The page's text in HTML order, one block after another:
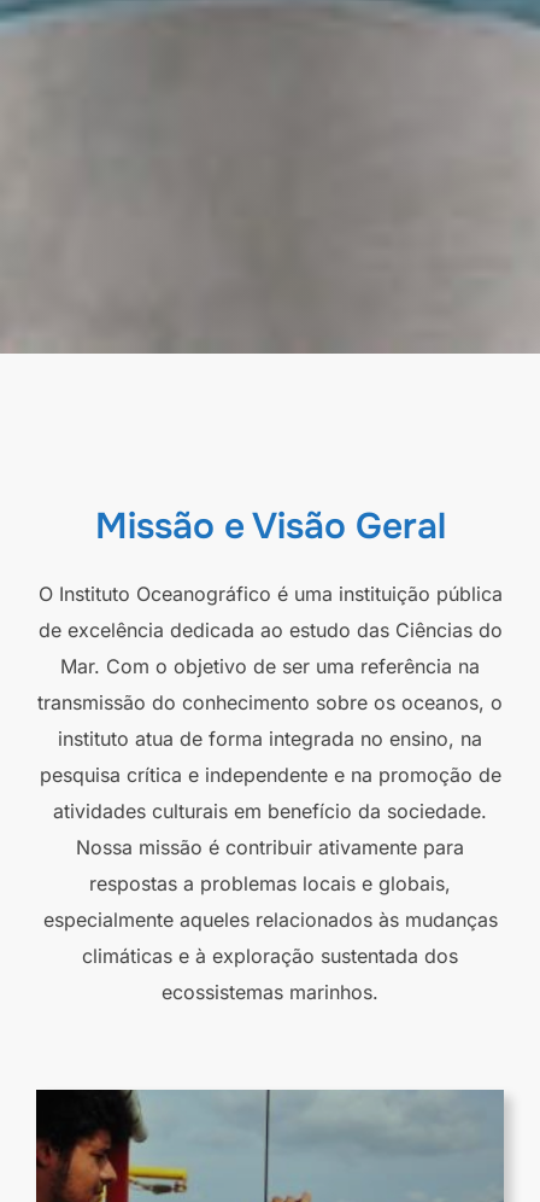
Missão e Visão Geral
O Instituto Oceanográfico é uma instituição pública
de excelência dedicada ao estudo das Ciências do
Mar. Com o objetivo de ser uma referência na
transmissão do conhecimento sobre os oceanos, o
instituto atua de forma integrada no ensino, na
pesquisa crítica e independente e na promoção de
atividades culturais em benefício da sociedade.
Nossa missão é contribuir ativamente para
respostas a problemas locais e globais,
especialmente aqueles relacionados às mudanças
climáticas e à exploração sustentada dos
ecossistemas marinhos.